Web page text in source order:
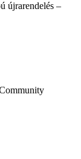
újrarendelés –